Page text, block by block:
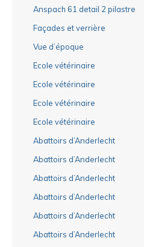
Anspach 61 detail 2 pilastre
Façades et verrière
Vue d’époque
Ecole vétérinaire
Ecole vétérinaire
Ecole vétérinaire
Ecole vétérinaire
Abattoirs d’Anderlecht
Abattoirs d’Anderlecht
Abattoirs d’Anderlecht
Abattoirs d’Anderlecht
Abattoirs d’Anderlecht
Abattoirs d’Anderlecht